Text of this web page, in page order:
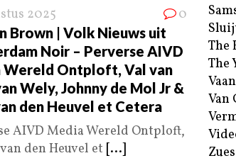
2025 0
Brown | Volk Nieuws uit
Noir – Perverse AIVD
Wereld Ontploft, Val van
Wely, Johnny de Mol Jr &
den Heuvel et Cetera
AIVD Media Wereld Ontploft,
den Heuvel et [...]
The
The
Van